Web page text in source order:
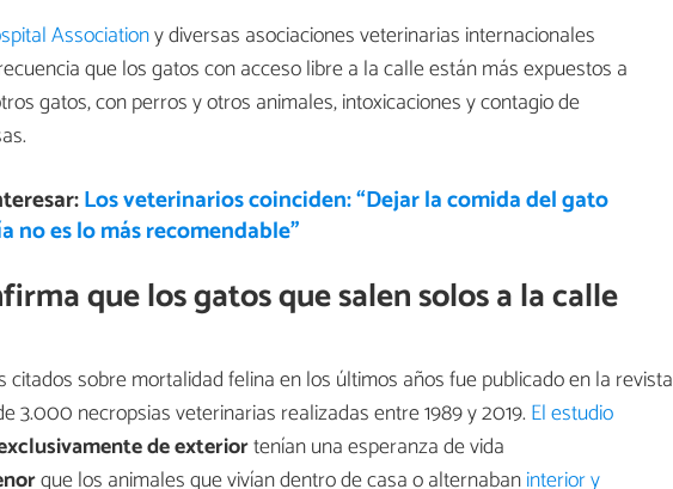
Associationy diversas asociaciones veterinarias internacionales
que los gatos con acceso libre a la calle están más expuestos a
gatos, con perros y otros animales, intoxicaciones y contagio de
Los veterinarios coinciden: “Dejar la comida del gato
no es lo más recomendable”
que los gatos que salen solos a la calle
citados sobre mortalidad felina en los últimos años fue publicado en la revista
3.000 necropsias veterinarias realizadas entre 1989 y 2019. El estudio
de exteriortenían una esperanza de vida
que los animales que vivían dentro de casa o alternabaninterior y